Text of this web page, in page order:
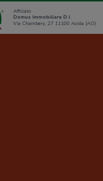
Affiliato
Domus Immobiliare D.I.
Via Chambery, 27 11100 Aosta (AO)